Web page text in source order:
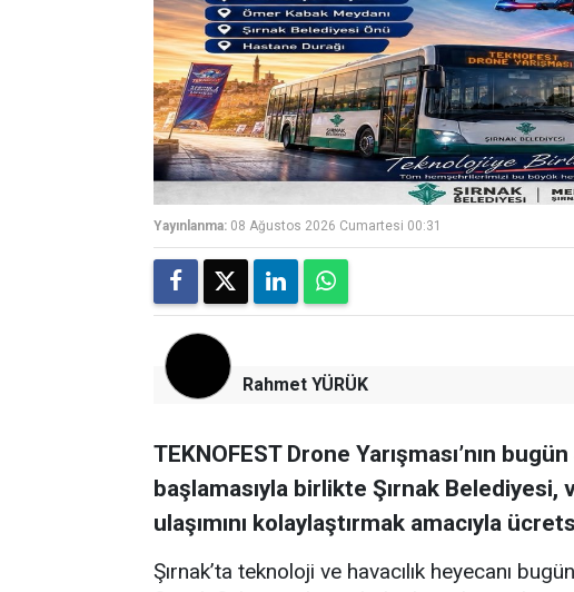
Yayınlanma: 08 Ağustos 2026 Cumartesi 00:31
Rahmet YÜRÜK
TEKNOFEST Drone Yarışması’nın
başlamasıyla birlikte Şırnak Belediyesi,
ulaşımını kolaylaştırmak amacıyla
Şırnak’ta teknoloji ve havacılık heyecanı